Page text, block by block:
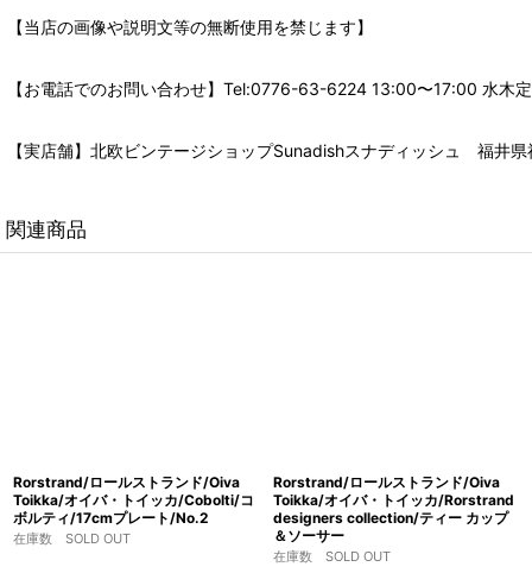
【当店の画像や説明文等の無断使用を禁じます】
【お電話でのお問い合わせ】Tel:0776-63-6224 13:00〜17:00 水木
【実店舗】北欧ビンテージショップSunadishスナディッシュ 福井
関連商品
Rorstrand/ロールストランド/Oiva
Toikka/オイバ・トイッカ/Cobolti/コ
ボルティ/17cmプレート/No.2
在庫数 SOLD OUT
Rorstrand/ロールストランド/Oiva
Toikka/オイバ・トイッカ/Rorstrand
designers collection/ティー カップ
＆ソーサー
在庫数 SOLD OUT